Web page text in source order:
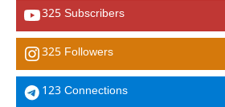
325 Subscribers
325 Followers
123 Connections